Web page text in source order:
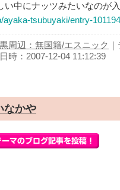
い中にナッツみたいなのが
ayaka-tsubuyaki/entry-
周辺：無国籍/エスニック
日時：2007-12-04 11:12:39
なかや